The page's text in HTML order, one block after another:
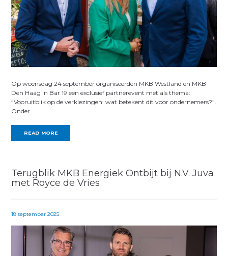
Op woensdag 24 september organiseerden MKB Westland en MKB
Den Haag in Bar 19 een exclusief partnerevent met als thema:
“Vooruitblik op de verkiezingen: wat betekent dit voor ondernemers?”.
Onder
READ MORE
Terugblik MKB Energiek Ontbijt bij N.V. Juva
met Royce de Vries
18 september 2025